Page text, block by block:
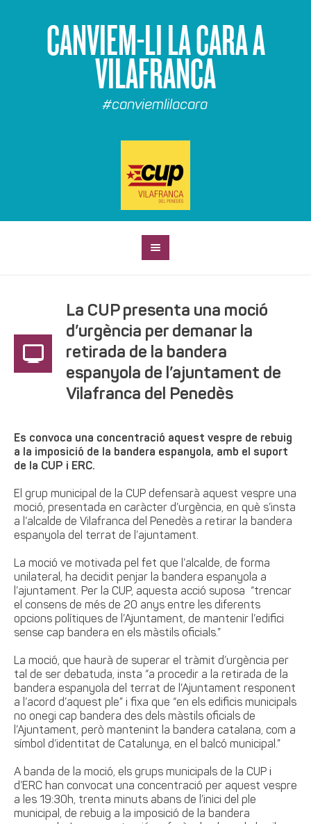
CANVIEM-LI LA CARA A
VILAFRANCA
#canviemlilacara
La CUP presenta una moció
d’urgència per demanar la
retirada de la bandera
espanyola de l’ajuntament de
Vilafranca del Penedès
Es convoca una concentració aquest vespre de rebuig
a la imposició de la bandera espanyola, amb el suport
de la CUP i ERC.
El grup municipal de la CUP defensarà aquest vespre una
moció, presentada en caràcter d’urgència, en què s’insta
a l’alcalde de Vilafranca del Penedès a retirar la bandera
espanyola del terrat de l’ajuntament.
La moció ve motivada pel fet que l’alcalde, de forma
unilateral, ha decidit penjar la bandera espanyola a
l’ajuntament. Per la CUP, aquesta acció suposa “trencar
el consens de més de 20 anys entre les diferents
opcions polítiques de l’Ajuntament, de mantenir l’edifici
sense cap bandera en els màstils oficials.”
La moció, que haurà de superar el tràmit d’urgència per
tal de ser debatuda, insta “a procedir a la retirada de la
bandera espanyola del terrat de l’Ajuntament responent
a l’acord d’aquest ple” i fixa que “en els edificis municipals
no onegi cap bandera des dels màstils oficials de
l’Ajuntament, però mantenint la bandera catalana, com a
símbol d’identitat de Catalunya, en el balcó municipal.”
A banda de la moció, els grups municipals de la CUP i
d’ERC han convocat una concentració per aquest vespre
a les 19:30h, trenta minuts abans de l’inici del ple
municipal, de rebuig a la imposició de la bandera